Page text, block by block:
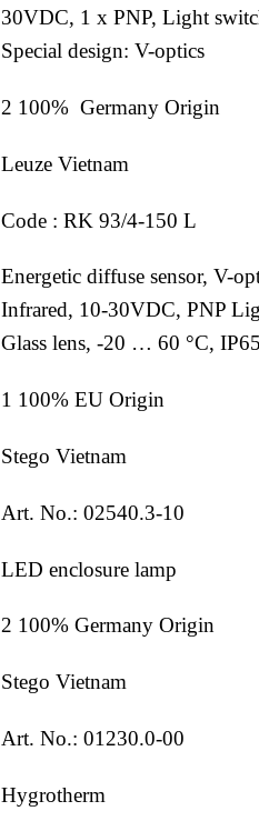
30VDC, 1 x PNP, Light
Special design: V-optics
2 100% Germany Origin
Leuze Vietnam
Code : RK 93/4-150 L
Energetic diffuse sensor, V-
Infrared, 10-30VDC, PNP
Glass lens, -20 … 60 °C, IP65
1 100% EU Origin
Stego Vietnam
Art. No.: 02540.3-10
LED enclosure lamp
2 100% Germany Origin
Stego Vietnam
Art. No.: 01230.0-00
Hygrotherm